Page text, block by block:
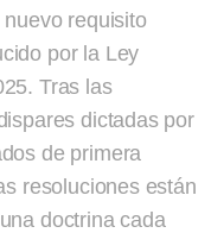
requisito
por la Ley
Tras las
dictadas por
de primera
resoluciones están
doctrina cada